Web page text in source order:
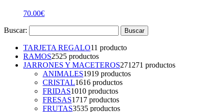
70.00€
Buscar:
TARJETA REGALO11 producto
RAMOS2525 productos
JARRONES Y MACETEROS271 271 productos
ANIMALES1919 productos
CRISTAL1616 productos
FRIDAS1010 productos
FRESAS1717 productos
FRUTAS3535 productos